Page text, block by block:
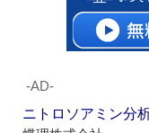
‐AD‐
ニトロソアミン分